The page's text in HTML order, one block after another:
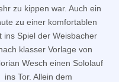
zu kippen war. Auch ein
zu einer komfortablen
ins Spiel der Weisbacher
klasser Vorlage von
Wesch einen Sololauf
Tor. Allein dem